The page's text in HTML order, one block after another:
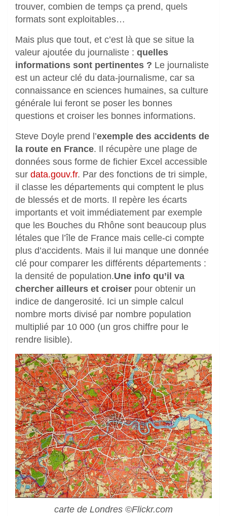
trouver, combien de temps ça prend, quels
formats sont exploitables…
Mais plus que tout, et c’est là que se situe la
valeur ajoutée du journaliste : quelles
informations sont pertinentes ? Le journaliste
est un acteur clé du data-journalisme, car sa
connaissance en sciences humaines, sa culture
générale lui feront se poser les bonnes
questions et croiser les bonnes informations.
Steve Doyle prend l’exemple des accidents de
la route en France. Il récupère une plage de
données sous forme de fichier Excel accessible
sur data.gouv.fr. Par des fonctions de tri simple,
il classe les départements qui comptent le plus
de blessés et de morts. Il repère les écarts
importants et voit immédiatement par exemple
que les Bouches du Rhône sont beaucoup plus
létales que l’île de France mais celle-ci compte
plus d’accidents. Mais il lui manque une donnée
clé pour comparer les différents départements :
la densité de population.Une info qu’il va
chercher ailleurs et croiser pour obtenir un
indice de dangerosité. Ici un simple calcul
nombre morts divisé par nombre population
multiplié par 10 000 (un gros chiffre pour le
rendre lisible).
carte de Londres ©Flickr.com